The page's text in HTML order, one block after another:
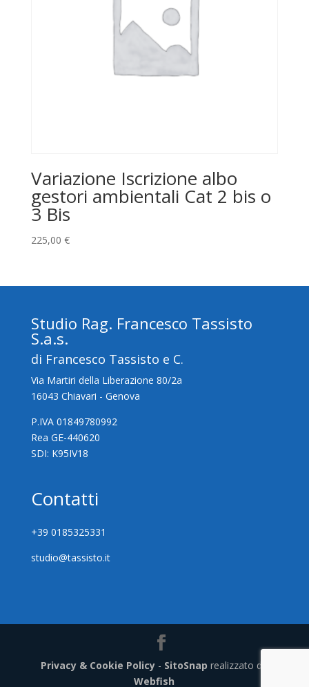
Variazione Iscrizione albo
gestori ambientali Cat 2 bis o
3 Bis
225,00 €
Studio Rag. Francesco Tassisto
S.a.s.
di Francesco Tassisto e C.
Via Martiri della Liberazione 80/2a
16043 Chiavari - Genova
P.IVA 01849780992
Rea GE-440620
SDI: K95IV18
Contatti
+39 0185325331
studio@tassisto.it
Privacy & Cookie Policy - SitoSnap realizzato da
Webfish